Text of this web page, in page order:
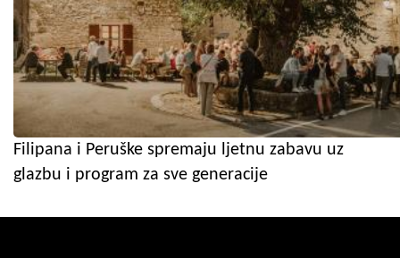
Filipana i Peruške spremaju ljetnu zabavu uz
glazbu i program za sve generacije